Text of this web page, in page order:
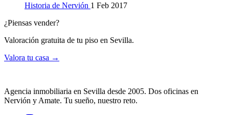
Historia de Nervión 1 Feb 2017
¿Piensas vender?
Valoración gratuita de tu piso en Sevilla.
Valora tu casa →
Agencia inmobiliaria en Sevilla desde 2005. Dos oficinas en
Nervión y Amate. Tu sueño, nuestro reto.